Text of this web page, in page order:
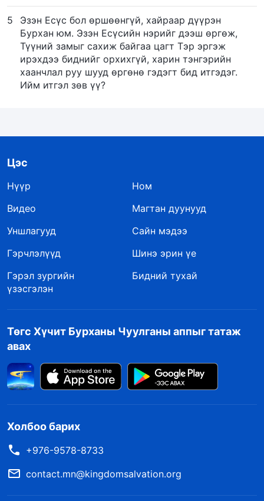
5
Эзэн Есүс бол өршөөнгүй, хайраар дүүрэн
Бурхан юм. Эзэн Есүсийн нэрийг дээш өргөж,
Түүний замыг сахиж байгаа цагт Тэр эргэж
ирэхдээ биднийг орхихгүй, харин тэнгэрийн
хаанчлал руу шууд өргөнө гэдэгт бид итгэдэг.
Ийм итгэл зөв үү?
Цэс
Нүүр
Ном
Видео
Магтан дуунууд
Уншлагууд
Сайн мэдээ
Гэрчлэлүүд
Шинэ эрин үе
Гэрэл зургийн
үзэсгэлэн
Бидний тухай
Төгс Хүчит Бурханы Чуулганы аппыг татаж
авах
Холбоо барих
+976-9578-8733
contact.mn@kingdomsalvation.org